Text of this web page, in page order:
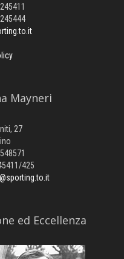
Mayneri
27
425
ed Eccellenza